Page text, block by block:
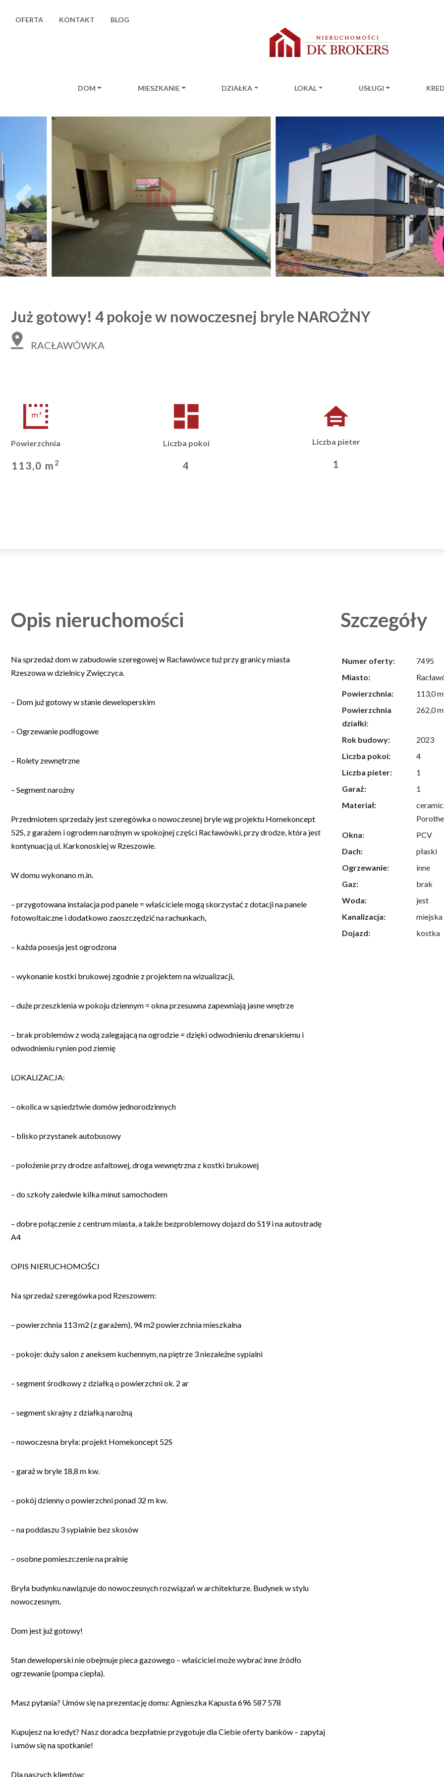
OFERTA KONTAKT BLOG
DOM MIESZKANIE DZIAŁKA LOKAL USŁUGI
Previous
Już gotowy! 4 pokoje w nowoczesnej bryle NAROŻNY
RACŁAWÓWKA
Powierzchnia
113,0 m 2
Liczba pokoi
4
Liczba pieter
1
Opis nieruchomości
Na sprzedaż dom w zabudowie szeregowej w Racławówce tuż przy granicy miasta
Rzeszowa w dzielnicy Zwięczyca.
– Dom już gotowy w stanie deweloperskim
– Ogrzewanie podłogowe
– Rolety zewnętrzne
– Segment narożny
Przedmiotem sprzedaży jest szeregówka o nowoczesnej bryle wg projektu Homekoncept
52S, z garażem i ogrodem narożnym w spokojnej części Racławówki, przy drodze, która jest
kontynuacją ul. Karkonoskiej w Rzeszowie.
W domu wykonano m.in.
– przygotowana instalacja pod panele = właściciele mogą skorzystać z dotacji na panele
fotowoltaiczne i dodatkowo zaoszczędzić na rachunkach,
– każda posesja jest ogrodzona
– wykonanie kostki brukowej zgodnie z projektem na wizualizacji,
– duże przeszklenia w pokoju dziennym = okna przesuwna zapewniają jasne wnętrze
– brak problemów z wodą zalegającą na ogrodzie = dzięki odwodnieniu drenarskiemu i
odwodnieniu rynien pod ziemię
LOKALIZACJA:
– okolica w sąsiedztwie domów jednorodzinnych
– blisko przystanek autobusowy
– położenie przy drodze asfaltowej, droga wewnętrzna z kostki brukowej
– do szkoły zaledwie kilka minut samochodem
– dobre połączenie z centrum miasta, a także bezproblemowy dojazd do S19 i na autostradę
A4
OPIS NIERUCHOMOŚCI
Na sprzedaż szeregówka pod Rzeszowem:
– powierzchnia 113 m2 (z garażem), 94 m2 powierzchnia mieszkalna
– pokoje: duży salon z aneksem kuchennym, na piętrze 3 niezależne sypialni
– segment środkowy z działką o powierzchni ok. 2 ar
– segment skrajny z działką narożną
– nowoczesna bryła: projekt Homekoncept 52S
– garaż w bryle 18,8 m kw.
– pokój dzienny o powierzchni ponad 32 m kw.
– na poddaszu 3 sypialnie bez skosów
– osobne pomieszczenie na pralnię
Bryła budynku nawiązuje do nowoczesnych rozwiązań w architekturze. Budynek w stylu
nowoczesnym.
Dom jest już gotowy!
Stan deweloperski nie obejmuje pieca gazowego – właściciel może wybrać inne źródło
ogrzewanie (pompa ciepła).
Masz pytania? Umów się na prezentację domu: Agnieszka Kapusta 696 587 578
Kupujesz na kredyt? Nasz doradca bezpłatnie przygotuje dla Ciebie oferty banków – zapytaj
i umów się na spotkanie!
Dla naszych klientów:
Szczegóły
Numer oferty:
7495
Miasto:
Powierzchnia:
113,0 m
Powierzchnia
działki:
262,0 m
Rok budowy:
2023
Liczba pokoi:
4
Liczba pieter:
1
Garaż:
1
Materiał:
Okna:
PCV
Dach:
płaski
Ogrzewanie:
inne
Gaz:
brak
Woda:
jest
Kanalizacja:
miejska
Dojazd:
kostka